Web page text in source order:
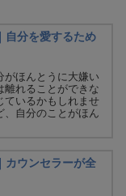
自分を愛するため
がほんとうに大嫌い
れることができな
ているかもしれませ
、自分のことがほん
カウンセラーが全